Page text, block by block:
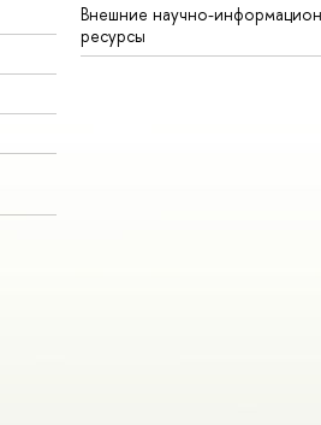
Внешние научно-
ресурсы